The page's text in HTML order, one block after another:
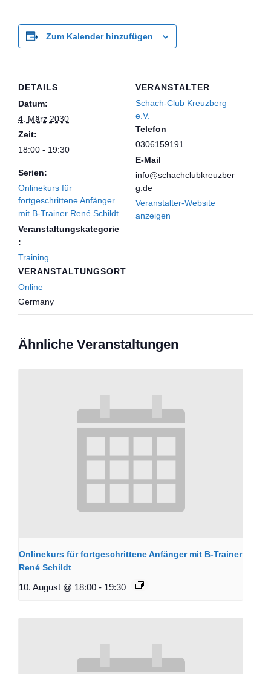
Zum Kalender hinzufügen
DETAILS
Datum:
4. März 2030
Zeit:
18:00 - 19:30
Serien:
Onlinekurs für
fortgeschrittene Anfänger
mit B-Trainer René Schildt
Veranstaltungskategorie
:
Training
VERANSTALTUNGSORT
Online
Germany
VERANSTALTER
Schach-Club Kreuzberg
e.V.
Telefon
0306159191
E-Mail
info@schachclubkreuzber
g.de
Veranstalter-Website
anzeigen
Ähnliche Veranstaltungen
Onlinekurs für fortgeschrittene Anfänger mit B-Trainer
René Schildt
10. August @ 18:00 - 19:30